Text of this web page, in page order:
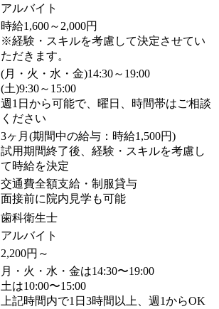
アルバイト
時給1,600～2,000円
※経験・スキルを考慮して決定させてい
ただきます。
(月・火・水・金)14:30～19:00
(土)9:30～15:00
週1日から可能で、曜日、時間帯はご相談
ください
3ヶ月(期間中の給与：時給1,500円)
試用期間終了後、経験・スキルを考慮し
て時給を決定
交通費全額支給・制服貸与
面接前に院内見学も可能
歯科衛生士
アルバイト
2,200円～
月・火・水・金は14:30〜19:00
土は10:00〜15:00
上記時間内で1日3時間以上、週1からOK